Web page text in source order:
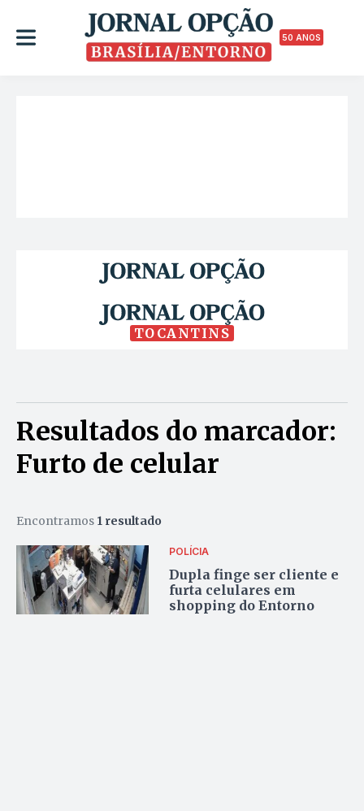
50 ANOS
TOCANTINS
Resultados do marcador:
Furto de celular
Encontramos 1 resultado
POLÍCIA
Dupla finge ser cliente e
furta celulares em
shopping do Entorno